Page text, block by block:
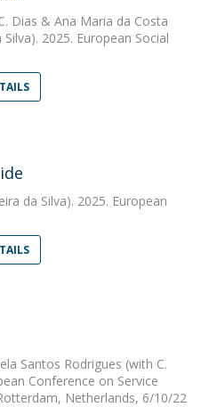
Dias & Ana Maria da Costa
2025. European Social
da Silva). 2025. European
Santos Rodrigues (with C.
Conference on Service
Netherlands, 6/10/22